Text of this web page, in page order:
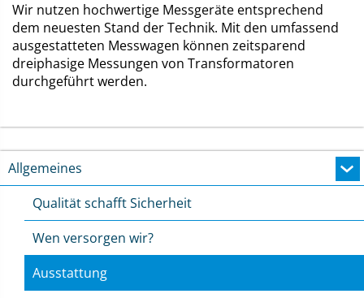
Wir nutzen hochwertige Messgeräte entsprechend
dem neuesten Stand der Technik. Mit den umfassend
ausgestatteten Messwagen können zeitsparend
dreiphasige Messungen von Transformatoren
durchgeführt werden.
Allgemeines
Qualität schafft Sicherheit
Wen versorgen wir?
Ausstattung